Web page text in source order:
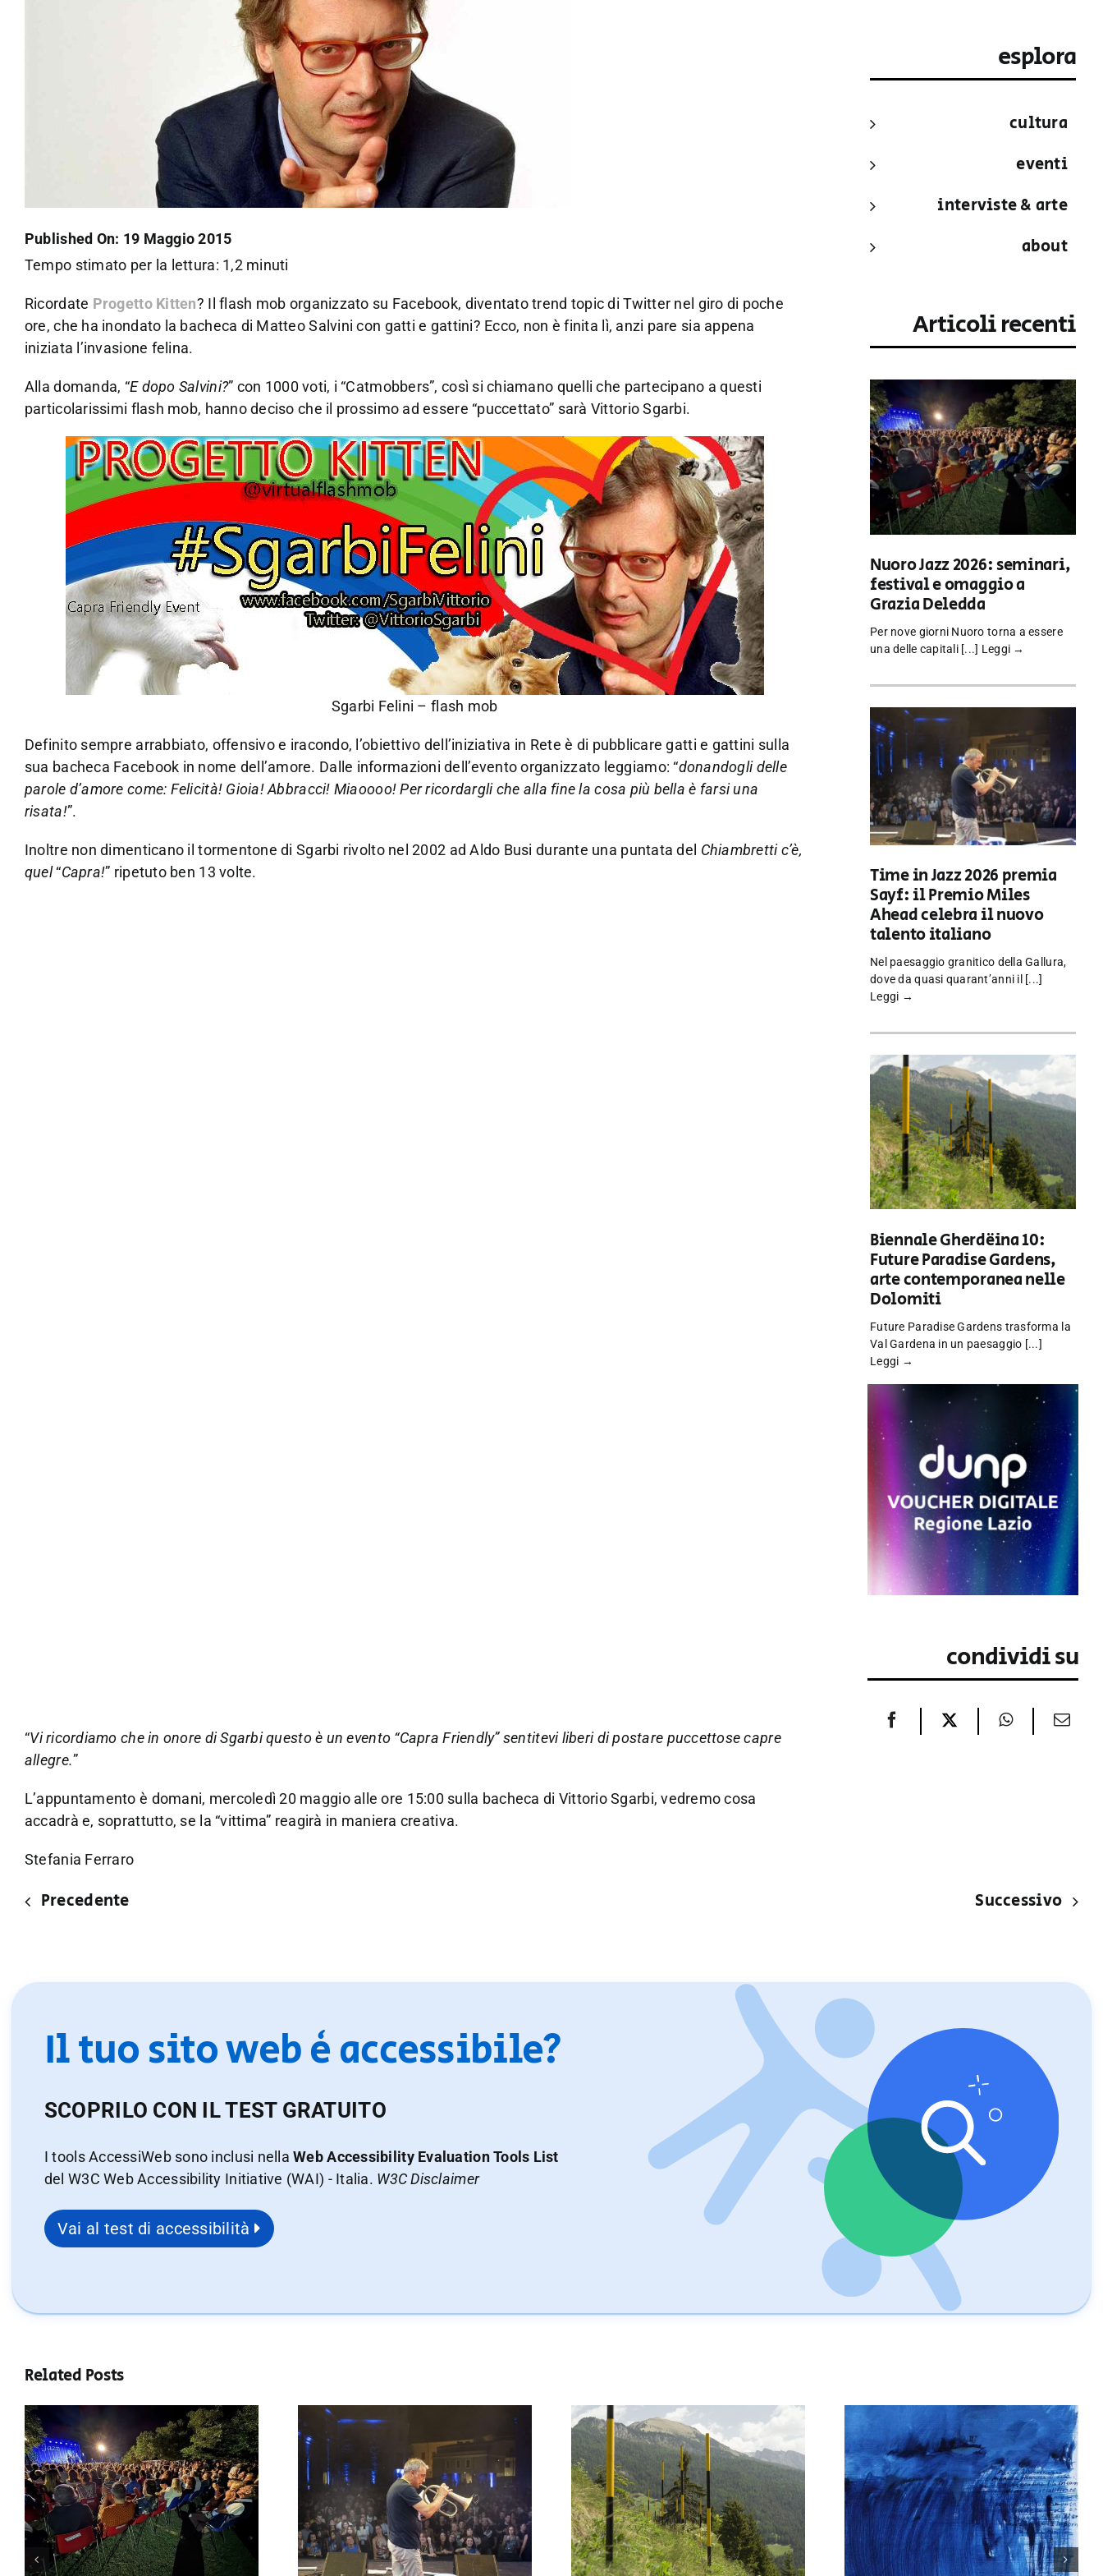
Published On: 19 Maggio 2015
Tempo stimato per la lettura: 1,2 minuti
Ricordate Progetto Kitten? Il flash mob organizzato su Facebook, diventato trend topic di Twitter nel giro di poche
ore, che ha inondato la bacheca di Matteo Salvini con gatti e gattini? Ecco, non è finita lì, anzi pare sia appena
iniziata l’invasione felina.
Alla domanda, “E dopo Salvini?” con 1000 voti, i “Catmobbers”, così si chiamano quelli che partecipano a questi
particolarissimi flash mob, hanno deciso che il prossimo ad essere “puccettato” sarà Vittorio Sgarbi.
Sgarbi Felini – flash mob
Definito sempre arrabbiato, offensivo e iracondo, l’obiettivo dell’iniziativa in Rete è di pubblicare gatti e gattini sulla
sua bacheca Facebook in nome dell’amore. Dalle informazioni dell’evento organizzato leggiamo: “donandogli delle
parole d’amore come: Felicità! Gioia! Abbracci! Miaoooo! Per ricordargli che alla fine la cosa più bella è farsi una
risata!”.
Inoltre non dimenticano il tormentone di Sgarbi rivolto nel 2002 ad Aldo Busi durante una puntata del Chiambretti c’è,
quel“Capra!” ripetuto ben 13 volte.
“Vi ricordiamo che in onore di Sgarbi questo è un evento “Capra Friendly” sentitevi liberi di postare puccettose capre
allegre.”
L’appuntamento è domani, mercoledì 20 maggio alle ore 15:00 sulla bacheca di Vittorio Sgarbi, vedremo cosa
accadrà e, soprattutto, se la “vittima” reagirà in maniera creativa.
Stefania Ferraro
esplora
cultura
eventi
interviste & arte
about
Articoli recenti
Nuoro Jazz 2026: seminari,
festival e omaggio a
Grazia Deledda
Per nove giorni Nuoro torna a essere
una delle capitali [...] Leggi →
Time in Jazz 2026 premia
Sayf: il Premio Miles
Ahead celebra il nuovo
talento italiano
Nel paesaggio granitico della Gallura,
dove da quasi quarant’anni il [...]
Leggi →
Biennale Gherdëina 10:
Future Paradise Gardens,
arte contemporanea nelle
Dolomiti
Future Paradise Gardens trasforma la
Val Gardena in un paesaggio [...]
Leggi →
condividi su
Precedente Successivo
Il tuo sito web è accessibile?
SCOPRILO CON IL TEST GRATUITO
I tools AccessiWeb sono inclusi nellaWeb Accessibility Evaluation Tools List
del W3C Web Accessibility Initiative (WAI) - Italia. W3C Disclaimer
Vai al test di accessibilità
Related Posts